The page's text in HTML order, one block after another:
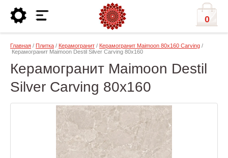
0
Главная / Плитка / Керамогранит / Керамогранит Maimoon 80x160 Carving /
Керамогранит Maimoon Destil Silver Carving 80x160
Керамогранит Maimoon Destil
Silver Carving 80x160